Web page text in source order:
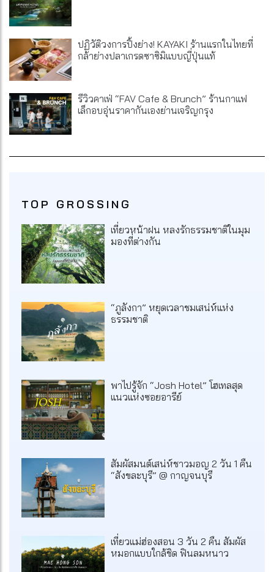
ปฏิวัติวงการปิ้งย่าง! KAYAKI ร้านแรกในไทยที่
กล้าย่างปลาเกรดซาซิมิแบบญี่ปุ่นแท้
รีวิวคาเฟ่ “FAV Cafe & Brunch” ร้านกาแฟ
เล็กอบอุ่นราคากันเองย่านเจริญกรุง
TOP GROSSING
เที่ยวหน้าฝน หลงรักธรรมชาติในมุม
มองที่ต่างกัน
“ภูลังกา” หยุดเวลาชมเสน่ห์แห่ง
ธรรมชาติ
พาไปรู้จัก “Josh Hotel” โฮเทลสุด
แนวแห่งซอยอารีย์
สัมผัสมนต์เสน่ห์ชาวมอญ 2 วัน 1 คืน
“สังขละบุรี” @ กาญจนบุรี
เที่ยวแม่ฮ่องสอน 3 วัน 2 คืน สัมผัส
หมอกแบบใกล้ชิด ฟินลมหนาว